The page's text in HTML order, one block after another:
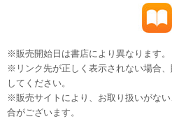
※販売開始日は書店により異なります。
※リンク先が正しく表示されない場合
してください。
※販売サイトにより、お取り扱いがな
合がございます。